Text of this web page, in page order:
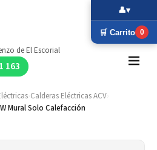
de El Escorial
163
Calderas Eléctricas ACV
Mural Solo Calefacción
🛒 Carrito 0
👤▾